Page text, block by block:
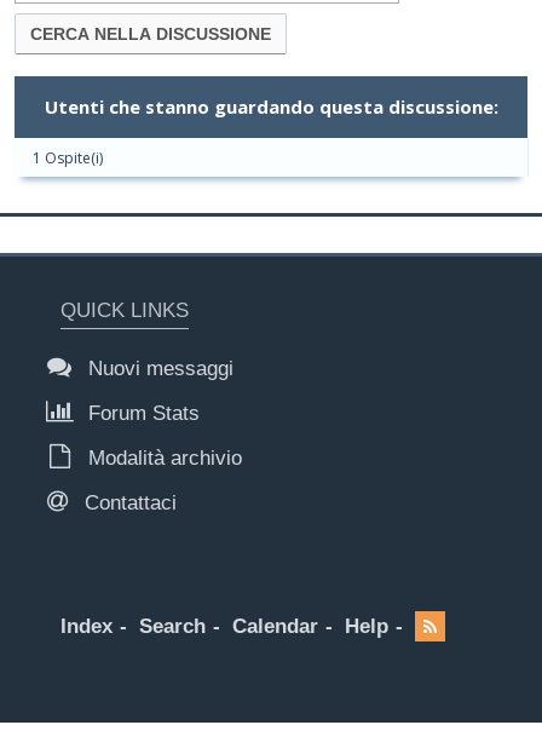
Utenti che stanno guardando questa discussione:
1 Ospite(i)
QUICK LINKS
Nuovi messaggi
Forum Stats
Modalità archivio
Contattaci
Index Search Calendar Help